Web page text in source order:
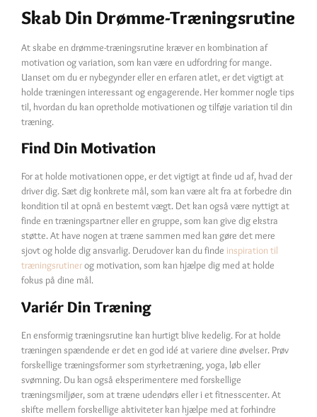
Skab Din Drømme-Træningsrutine
At skabe en drømme-træningsrutine kræver en kombination af
motivation og variation, som kan være en udfordring for mange.
Uanset om du er nybegynder eller en erfaren atlet, er det vigtigt at
holde træningen interessant og engagerende. Her kommer nogle tips
til, hvordan du kan opretholde motivationen og tilføje variation til din
træning.
Find Din Motivation
For at holde motivationen oppe, er det vigtigt at finde ud af, hvad der
driver dig. Sæt dig konkrete mål, som kan være alt fra at forbedre din
kondition til at opnå en bestemt vægt. Det kan også være nyttigt at
finde en træningspartner eller en gruppe, som kan give dig ekstra
støtte. At have nogen at træne sammen med kan gøre det mere
sjovt og holde dig ansvarlig. Derudover kan du finde inspiration til
træningsrutinerog motivation, som kan hjælpe dig med at holde
fokus på dine mål.
Variér Din Træning
En ensformig træningsrutine kan hurtigt blive kedelig. For at holde
træningen spændende er det en god idé at variere dine øvelser. Prøv
forskellige træningsformer som styrketræning, yoga, løb eller
svømning. Du kan også eksperimentere med forskellige
træningsmiljøer, som at træne udendørs eller i et fitnesscenter. At
skifte mellem forskellige aktiviteter kan hjælpe med at forhindre